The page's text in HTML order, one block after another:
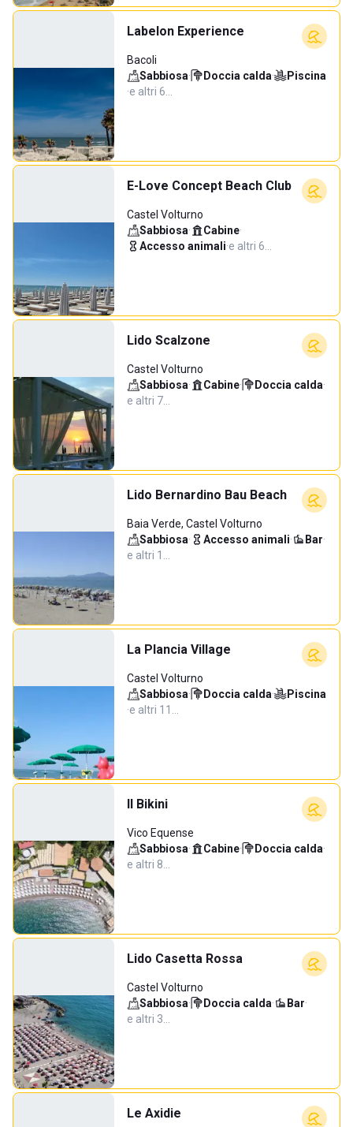
Labelon Experience
Bacoli
Sabbiosa· Doccia calda·
Piscina
·e altri 6…
E-Love Concept Beach Club
Castel Volturno
Sabbiosa· Cabine·
Accesso animali·e altri 6…
Lido Scalzone
Castel Volturno
Sabbiosa· Cabine· Doccia calda·
e altri 7…
Lido Bernardino Bau Beach
Baia Verde, Castel Volturno
Sabbiosa· Accesso animali· Bar·
e altri 1…
La Plancia Village
Castel Volturno
Sabbiosa· Doccia calda·
Piscina
·e altri 11…
Il Bikini
Vico Equense
Sabbiosa· Cabine· Doccia calda·
e altri 8…
Lido Casetta Rossa
Castel Volturno
Sabbiosa· Doccia calda· Bar·
e altri 3…
Le Axidie